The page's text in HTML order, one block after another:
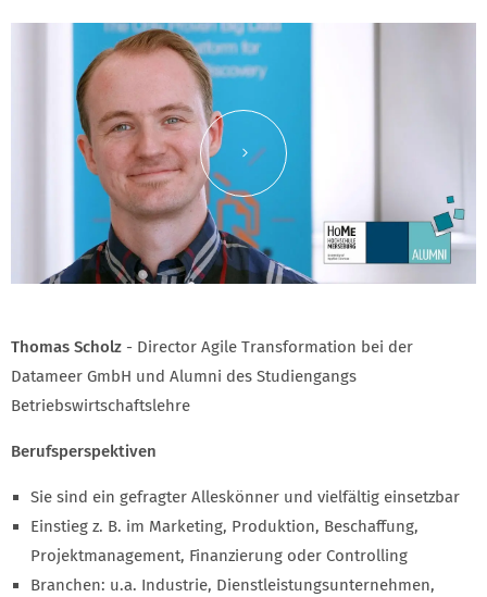
Inhalt von YouTube laden
Thomas Scholz - Director Agile Transformation bei der
Datameer GmbH und Alumni des Studiengangs
Betriebswirtschaftslehre
Berufsperspektiven
Sie sind ein gefragter Alleskönner und vielfältig einsetzbar
Einstieg z. B. im Marketing, Produktion, Beschaffung,
Projektmanagement, Finanzierung oder Controlling
Branchen: u.a. Industrie, Dienstleistungsunternehmen,